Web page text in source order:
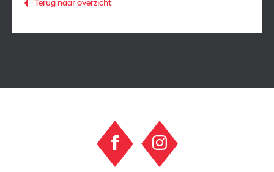
Terug naar overzicht